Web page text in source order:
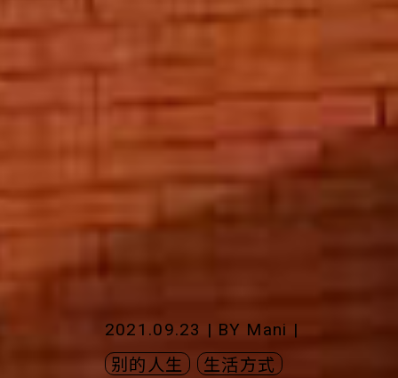
2021.09.23 | BY Mani |
别的人生
生活方式